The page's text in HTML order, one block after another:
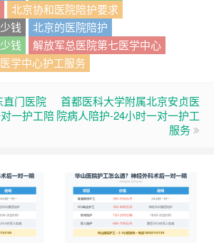
北京协和医院陪护要求
钱
北京的医院陪护
钱
解放军总医院第七医学中心
学中心护工服务
直门医院
一护工陪
首都医科大学附属北京安贞医
院病人陪护-24小时一对一护工
服务